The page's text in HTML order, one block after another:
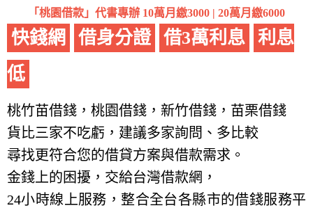
「桃園借款」代書專辦 10萬月繳3000 | 20萬月繳6000
快錢網 借身分證 借3萬利息
利息
低
桃竹苗借錢，桃園借錢，新竹借錢，苗栗借錢
貨比三家不吃虧，建議多家詢問、多比較
尋找更符合您的借貸方案與借款需求。
金錢上的困擾，交給台灣借款網，
24小時線上服務，整合全台各縣市的借錢服務平